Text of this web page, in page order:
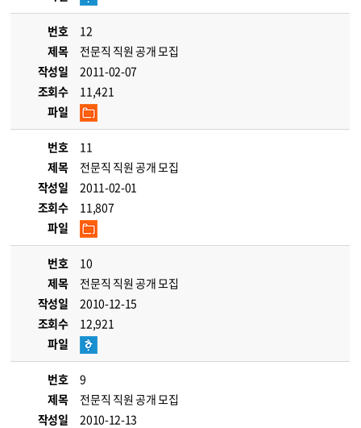
번호
12
제목
전문직 직원 공개 모집
작성일
2011-02-07
조회수
11,421
파일
번호
11
제목
전문직 직원 공개 모집
작성일
2011-02-01
조회수
11,807
파일
번호
10
제목
전문직 직원 공개 모집
작성일
2010-12-15
조회수
12,921
파일
번호
9
제목
전문직 직원 공개 모집
작성일
2010-12-13